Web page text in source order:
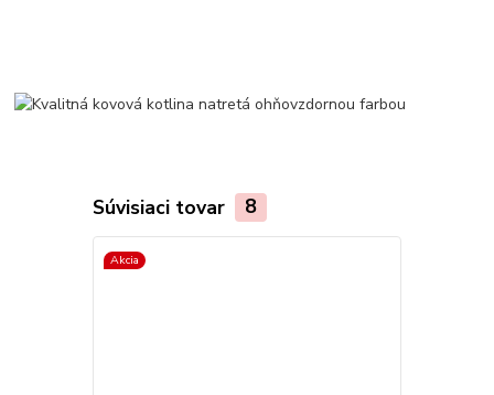
Súvisiaci tovar 8
Akcia